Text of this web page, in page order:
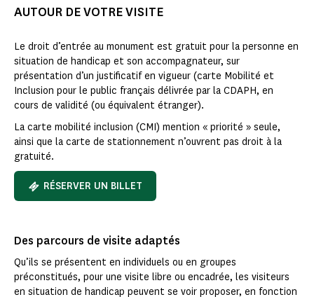
AUTOUR DE VOTRE VISITE
Le droit d’entrée au monument est gratuit pour la personne en
situation de handicap et son accompagnateur, sur
présentation d’un justificatif en vigueur (carte Mobilité et
Inclusion pour le public français délivrée par la CDAPH, en
cours de validité (ou équivalent étranger).
La carte mobilité inclusion (CMI) mention « priorité » seule,
ainsi que la carte de stationnement n’ouvrent pas droit à la
gratuité.
RÉSERVER UN BILLET
Des parcours de visite adaptés
Qu’ils se présentent en individuels ou en groupes
préconstitués, pour une visite libre ou encadrée, les visiteurs
en situation de handicap peuvent se voir proposer, en fonction